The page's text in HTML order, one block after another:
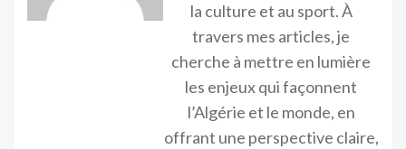
la culture et au sport. À
travers mes articles, je
cherche à mettre en lumière
les enjeux qui façonnent
l’Algérie et le monde, en
offrant une perspective claire,